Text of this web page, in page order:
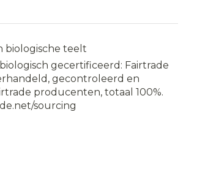
biologische teelt
gecertificeerd: Fairtrade
gecontroleerd en
producenten, totaal 100%.
sourcing